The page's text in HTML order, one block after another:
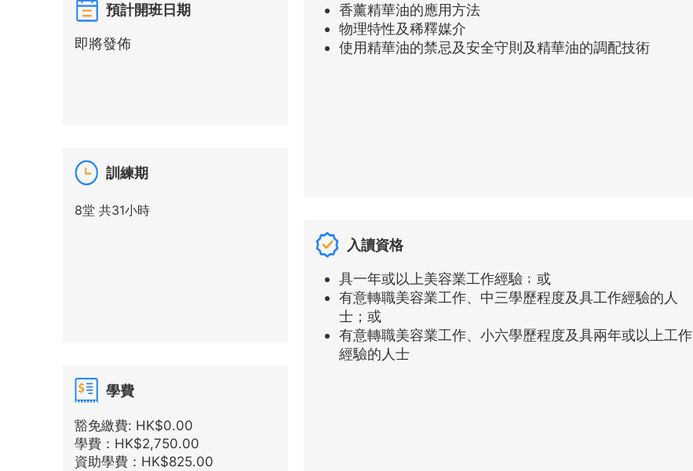
預計開班日期
即將發佈
訓練期
8堂 共31小時
學費
豁免繳費: HK$0.00
學費：HK$2,750.00
資助學費：HK$825.00
香薰精華油的應用方法
物理特性及稀釋媒介
使用精華油的禁忌及安全守則及精華油的調配技術
入讀資格
具一年或以上美容業工作經驗﹔或
有意轉職美容業工作、中三學歷程度及具工作經驗的人
士；或
有意轉職美容業工作、小六學歷程度及具兩年或以上工作
經驗的人士